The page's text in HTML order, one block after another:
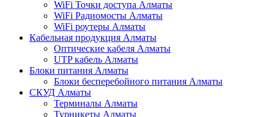
WiFi Точки доступа Алматы
WiFi Радиомосты Алматы
WiFi роутеры Алматы
Кабельная продукция Алматы
Оптические кабеля Алматы
UTP кабель Алматы
Блоки питания Алматы
Блоки бесперебойного питания Алматы
СКУД Алматы
Терминалы Алматы
Турникеты Алматы